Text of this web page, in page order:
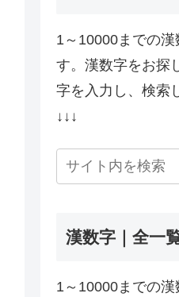
1～10000までの
す。漢数字をお探
字を入力し、検索
↓↓↓
漢数字｜全一
1～10000までの漢